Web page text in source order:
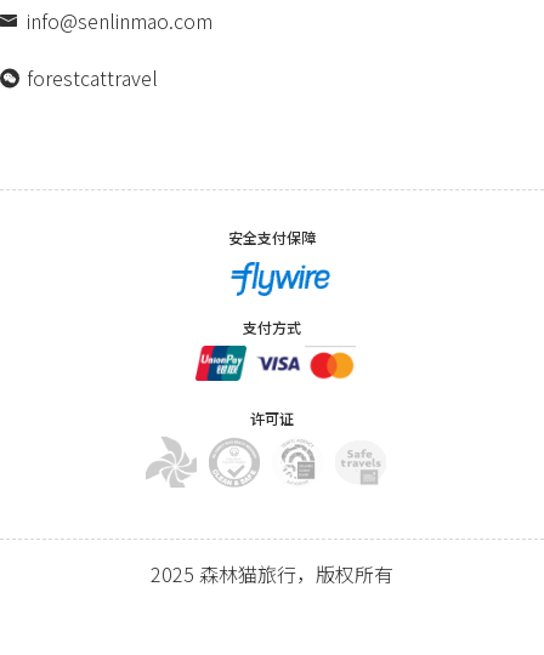
info@senlinmao.com
forestcattravel
安全支付保障
支付方式
许可证
2025 森林猫旅行，版权所有